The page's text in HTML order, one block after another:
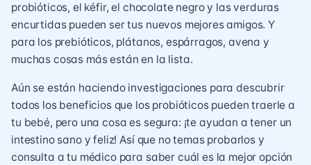
probióticos, el kéfir, el chocolate negro y las verduras
encurtidas pueden ser tus nuevos mejores amigos. Y
para los prebióticos, plátanos, espárragos, avena y
muchas cosas más están en la lista.
Aún se están haciendo investigaciones para descubrir
todos los beneficios que los probióticos pueden traerle a
tu bebé, pero una cosa es segura: ¡te ayudan a tener un
intestino sano y feliz! Así que no temas probarlos y
consulta a tu médico para saber cuál es la mejor opción